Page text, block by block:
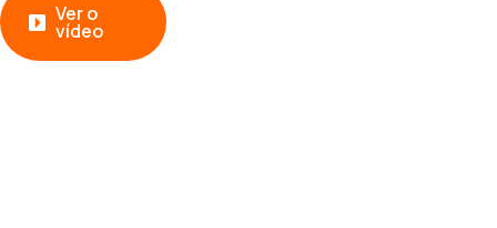
Ver o
vídeo